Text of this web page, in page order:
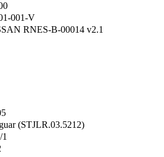
001-V
RNES-B-00014 v2.1
(STJLR.03.5212)